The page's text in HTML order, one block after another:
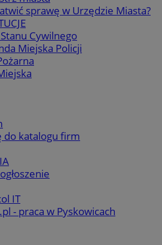
sprawę w Urzędzie Miasta?
Cywilnego
Miejska Policji
do katalogu firm
IT
- praca w Pyskowicach